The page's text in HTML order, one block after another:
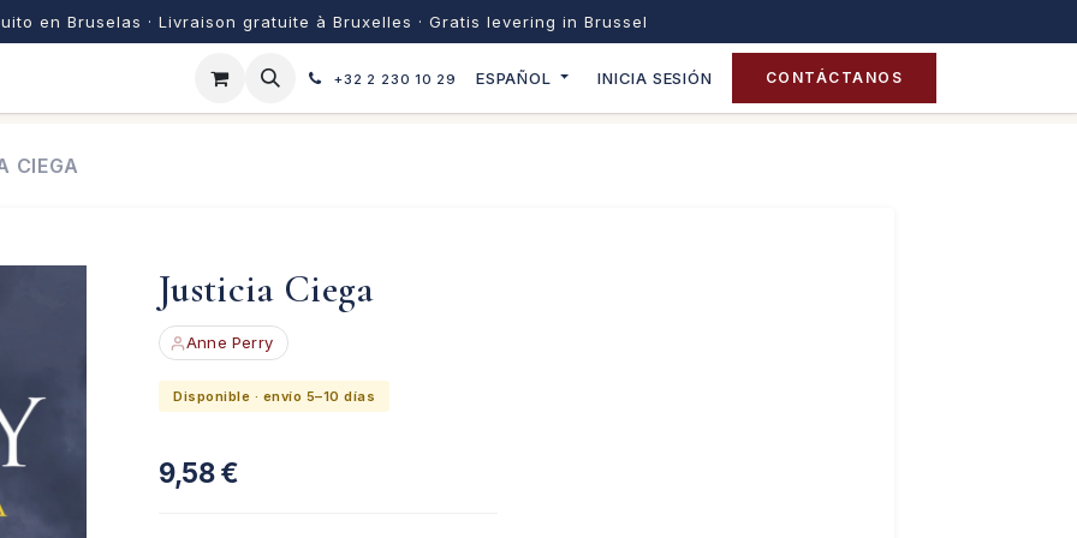
en Bruselas · Livraison gratuite à Bruxelles · Gratis levering in Brussel
+32 2 230 10 29 ESPAÑOL INICIA SESIÓN CONTÁCTANOS
CIEGA
Justicia Ciega
Anne Perry
Disponible · envío 5–10 días
9,58€